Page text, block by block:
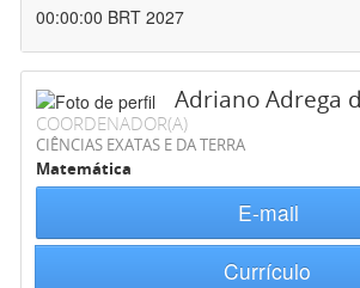
00:00:00 BRT 2027
Adriano Adrega
COORDENADOR(A)
CIÊNCIAS EXATAS E DA TERRA
Matemática
E-mail
Currículo